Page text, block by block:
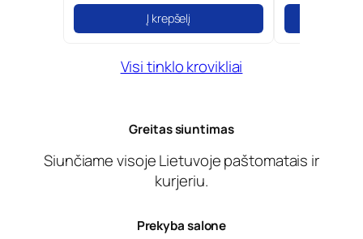
Į krepšelį
Visi tinklo krovikliai
Greitas siuntimas
Siunčiame visoje Lietuvoje paštomatais ir
kurjeriu.
Prekyba salone